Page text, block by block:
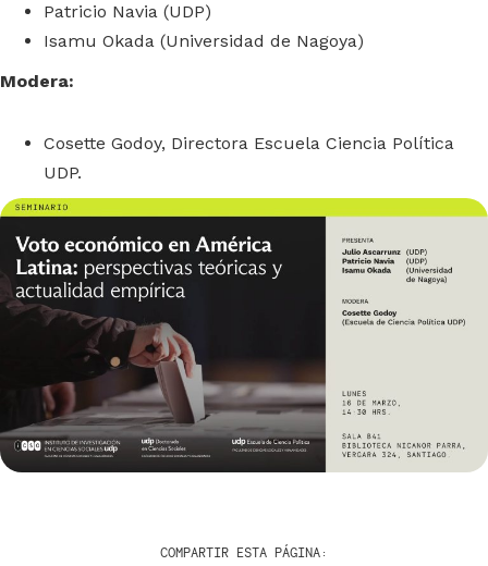
Patricio Navia (UDP)
Isamu Okada (Universidad de Nagoya)
Modera:
Cosette Godoy, Directora Escuela Ciencia Política
UDP.
COMPARTIR ESTA PÁGINA: